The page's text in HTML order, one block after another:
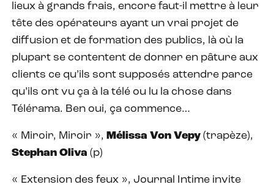
lieux à grands frais, encore faut-il mettre à leur
tête des opérateurs ayant un vrai projet de
diffusion et de formation des publics, là où la
plupart se contentent de donner en pâture aux
clients ce qu’ils sont supposés attendre parce
qu’ils ont vu ça à la télé ou lu la chose dans
Télérama. Ben oui, ça commence…
« Miroir, Miroir », Mélissa Von Vepy (trapèze),
Stephan Oliva (p)
« Extension des feux », Journal Intime invite